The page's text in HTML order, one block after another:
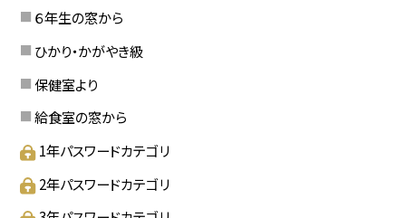
６年生の窓から
ひかり・かがやき級
保健室より
給食室の窓から
1年パスワードカテゴリ
2年パスワードカテゴリ